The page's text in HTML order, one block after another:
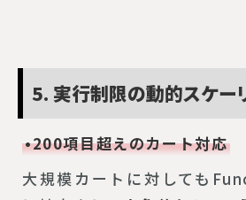
5. 実行制限の動的スケー
•200項目超えのカート対応
大規模カートに対しても